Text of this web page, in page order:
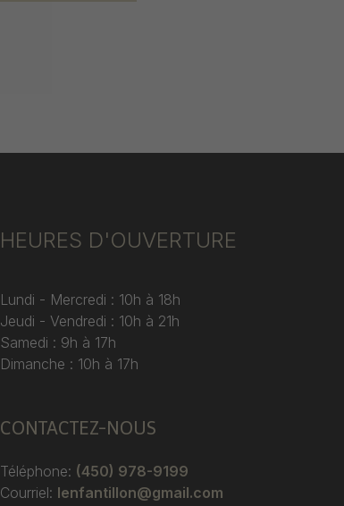
HEURES D'OUVERTURE
Lundi - Mercredi : 10h à 18h
Jeudi - Vendredi : 10h à 21h
Samedi : 9h à 17h
Dimanche : 10h à 17h
CONTACTEZ-NOUS
Téléphone: (450) 978-9199
Courriel: lenfantillon@gmail.com